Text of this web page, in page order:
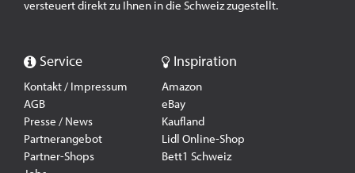
versteuert direkt zu Ihnen in die Schweiz zugestellt.
Service
Kontakt / Impressum
AGB
Presse / News
Partnerangebot
Partner-Shops
Inspiration
Amazon
eBay
Kaufland
Lidl Online-Shop
Bett1 Schweiz